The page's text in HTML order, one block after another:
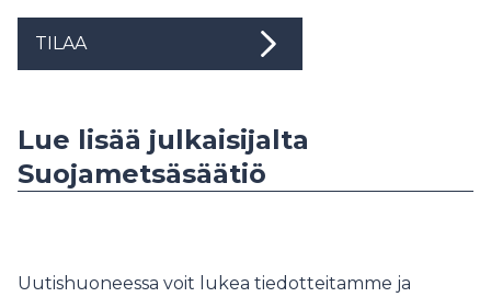
TILAA
Lue lisää julkaisijalta
Suojametsäsäätiö
Uutishuoneessa voit lukea tiedotteitamme ja